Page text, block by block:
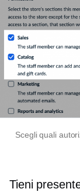
Scegli quali
Tieni